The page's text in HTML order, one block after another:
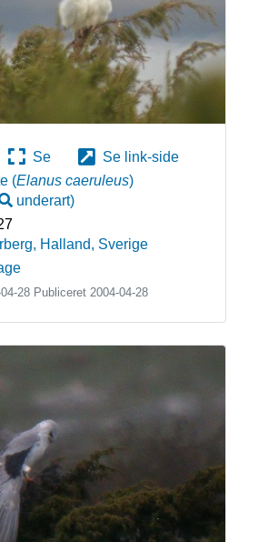
Se
Se link-side
(Elanus caeruleus)
underart)
Halland, Sverige
28 Publiceret 2004-04-28